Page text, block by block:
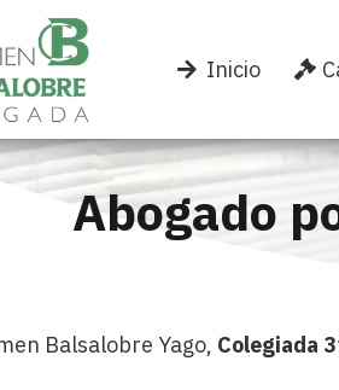
Inicio
Abogado
Balsalobre Yago, Colegiada